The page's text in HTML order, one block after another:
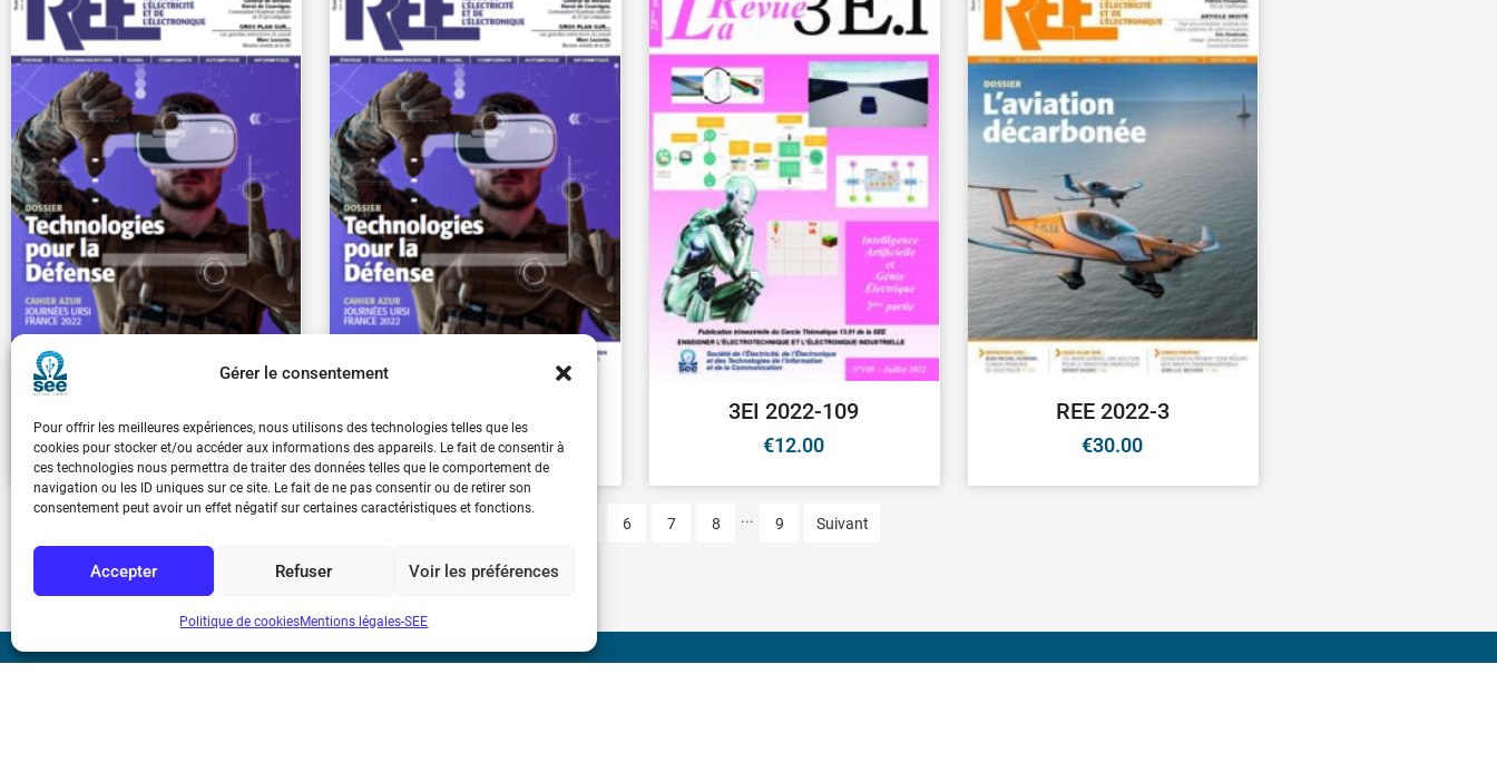
Gérer le consentement
Pour offrir les meilleures expériences, nous utilisons des technologies telles que les
cookies pour stocker et/ou accéder aux informations des appareils. Le fait de consentir à
ces technologies nous permettra de traiter des données telles que le comportement de
navigation ou les ID uniques sur ce site. Le fait de ne pas consentir ou de retirer son
consentement peut avoir un effet négatif sur certaines caractéristiques et fonctions.
Accepter Refuser Voir les préférences
Politique de cookiesMentions légales-SEE
€33.00 €30.00
3EI 2022-109
€12.00
REE 2022-3
€30.00
6 7 8 ... 9 Suivant